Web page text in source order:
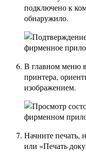
подключено к
обнаружило.
В главном меню
принтера,
изображением.
Начните печать,
или «Печать